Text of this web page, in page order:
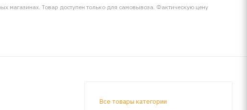
магазинах. Товар доступен только для самовывоза. Фактическую цену
Все товары категории